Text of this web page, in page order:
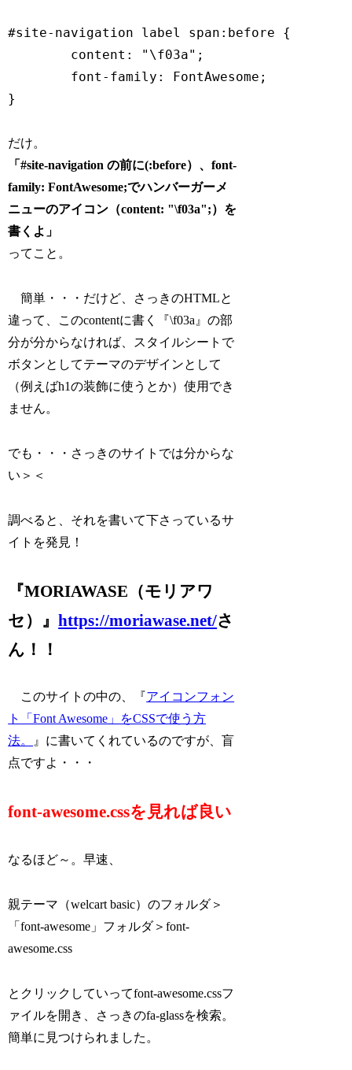
#site-navigation label span:before {
だけ。
「#site-navigation の前に(:before）、font-
family: FontAwesome;でハンバーガーメ
ニューのアイコン（content: "\f03a";）を
書くよ」
ってこと。
簡単・・・だけど、さっきのHTMLと
違って、このcontentに書く『\f03a』の部
分が分からなければ、スタイルシートで
ボタンとしてテーマのデザインとして
（例えばh1の装飾に使うとか）使用でき
ません。
でも・・・さっきのサイトでは分からな
い＞＜
調べると、それを書いて下さっているサ
イトを発見！
『MORIAWASE（モリアワ
セ）』https://moriawase.net/さ
ん！！
このサイトの中の、『アイコンフォン
ト「Font Awesome」をCSSで使う方
法。
』に書いてくれているのですが、盲
点ですよ・・・
font-awesome.cssを見れば良い
なるほど～。早速、
親テーマ（welcart basic）のフォルダ＞
「font-awesome」フォルダ＞font-
awesome.css
とクリックしていってfont-awesome.cssフ
ァイルを開き、さっきのfa-glassを検索。
簡単に見つけられました。